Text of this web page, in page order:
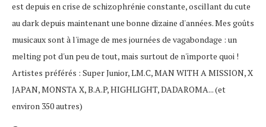
est depuis en crise de schizophrénie constante, oscillant du cute
au dark depuis maintenant une bonne dizaine d'années. Mes goûts
musicaux sont à l'image de mes journées de vagabondage : un
melting pot d'un peu de tout, mais surtout de n'importe quoi !
Artistes préférés : Super Junior, LM.C, MAN WITH A MISSION, X
JAPAN, MONSTA X, B.A.P, HIGHLIGHT, DADAROMA... (et
environ 350 autres)